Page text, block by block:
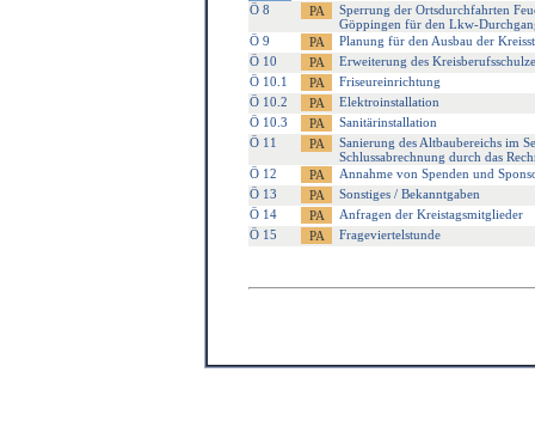
Ö 8
Sperrung der Ortsdurchfahrten
Göppingen für den Lkw-
Ö 9
Planung für den Ausbau der
Ö 10
Erweiterung des
Ö 10.1
Friseureinrichtung
Ö 10.2
Elektroinstallation
Ö 10.3
Sanitärinstallation
Ö 11
Sanierung des Altbaubereichs im
Schlussabrechnung durch das
Ö 12
Annahme von Spenden und
Ö 13
Sonstiges / Bekanntgaben
Ö 14
Anfragen der Kreistagsmitglieder
Ö 15
Frageviertelstunde